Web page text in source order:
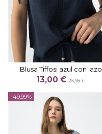
Blusa Tiffosi azul con lazo
13,00 €25,99 €
-49,99%